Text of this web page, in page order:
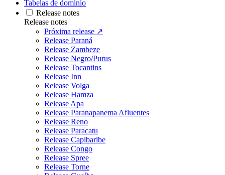
Tabelas de domínio
Release notes
Release notes
Próxima release ↗
Release Paraná
Release Zambeze
Release Negro/Purus
Release Tocantins
Release Inn
Release Volga
Release Hamza
Release Apa
Release Paranapanema Afluentes
Release Reno
Release Paracatu
Release Capibaribe
Release Congo
Release Spree
Release Torne